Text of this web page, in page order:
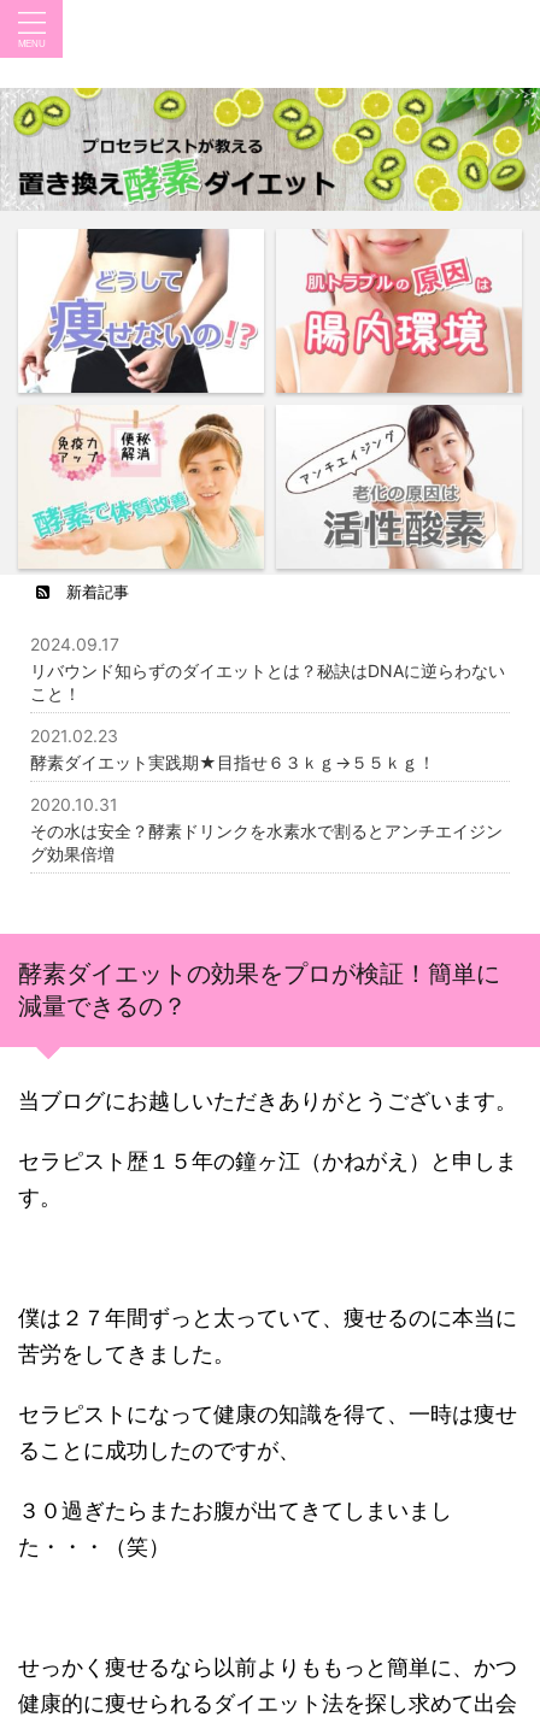
新着記事
2024.09.17
リバウンド知らずのダイエットとは？秘訣はDNAに逆らわない
こと！
2021.02.23
酵素ダイエット実践期★目指せ６３ｋｇ→５５ｋｇ！
2020.10.31
その水は安全？酵素ドリンクを水素水で割るとアンチエイジン
グ効果倍増
酵素ダイエットの効果をプロが検証！簡単に
減量できるの？
当ブログにお越しいただきありがとうございます。
セラピスト歴１５年の鐘ヶ江（かねがえ）と申しま
す。
僕は２７年間ずっと太っていて、痩せるのに本当に
苦労をしてきました。
セラピストになって健康の知識を得て、一時は痩せ
ることに成功したのですが、
３０過ぎたらまたお腹が出てきてしまいまし
た・・・（笑）
せっかく痩せるなら以前よりももっと簡単に、かつ
健康的に痩せられるダイエット法を探し求めて出会